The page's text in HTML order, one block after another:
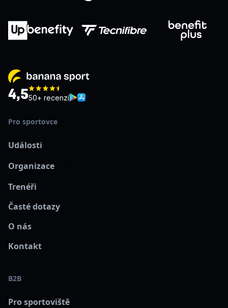
4,550+ recenzí
Pro sportovce
Události
Organizace
Trenéři
Časté dotazy
O nás
Kontakt
B2B
Pro sportoviště